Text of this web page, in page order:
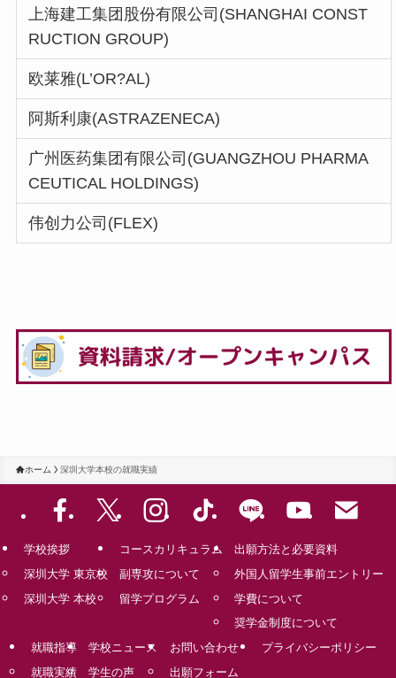
上海建工集团股份有限公司(SHANGHAI CONST
RUCTION GROUP)
欧莱雅(L’OR?AL)
阿斯利康(ASTRAZENECA)
广州医药集团有限公司(GUANGZHOU PHARMA
CEUTICAL HOLDINGS)
伟创力公司(FLEX)
ホーム 深圳大学本校の就職実績
学校挨拶
深圳大学 東京校
深圳大学 本校
コースカリキュラム
副専攻について
留学プログラム
出願方法と必要資料
外国人留学生事前エントリー
学費について
奨学金制度について
就職指導
就職実績
学校ニュース
学生の声
お問い合わせ
出願フォーム
プライバシーポリシー